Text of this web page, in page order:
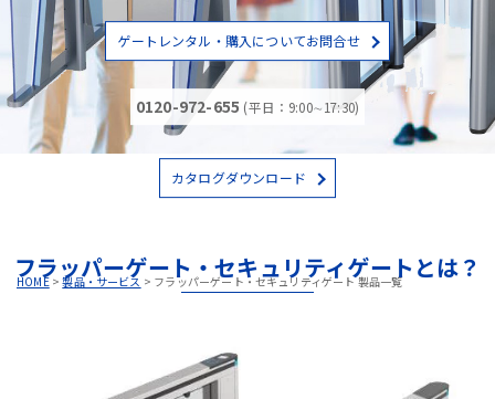
HOME>製品・サービス > フラッパーゲート・セキュリティゲート 製品一覧
ゲートレンタル・購入についてお問合せ
0120-972-655 (平日：9:00∼17:30)
カタログダウンロード
フラッパーゲート・セキュリティゲートとは？